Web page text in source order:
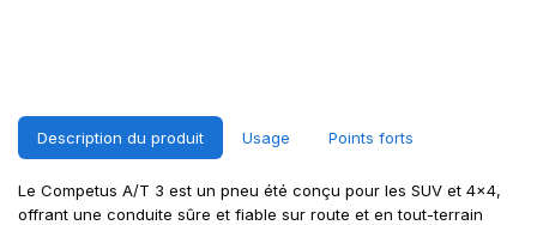
Description du produit Usage Points forts
Le Competus A/T 3 est un pneu été conçu pour les SUV et 4x4,
offrant une conduite sûre et fiable sur route et en tout-terrain